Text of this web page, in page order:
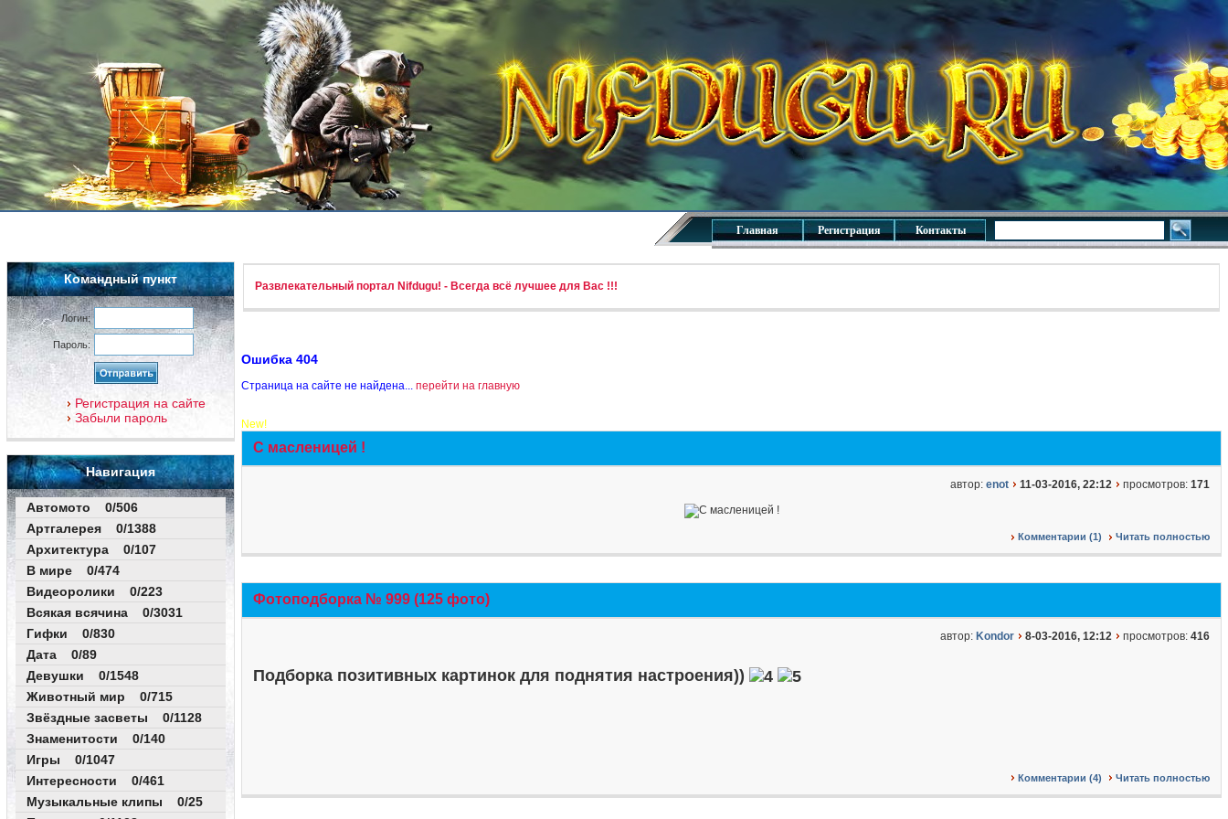
Главная Регистрация Контакты
Командный пункт
Логин:
Пароль:
Регистрация на сайте
Забыли пароль
Навигация
Автомото 0/506
Артгалерея 0/1388
Архитектура 0/107
В мире 0/474
Видеоролики 0/223
Всякая всячина 0/3031
Гифки 0/830
Дата 0/89
Девушки 0/1548
Животный мир 0/715
Звёздные засветы 0/1128
Знаменитости 0/140
Игры 0/1047
Интересности 0/461
Музыкальные клипы 0/25
Развлекательный портал Nifdugu! - Всегда всё лучшее для Вас !!!
Ошибка 404
Страница на сайте не найдена... перейти на главную
New!
С масленицей !
автор: enot 11-03-2016, 22:12 просмотров: 171
Комментарии (1) Читать полностью
Фотоподборка № 999 (125 фото)
автор: Kondor 8-03-2016, 12:12 просмотров: 416
Подборка позитивных картинок для поднятия настроения))
Комментарии (4) Читать полностью